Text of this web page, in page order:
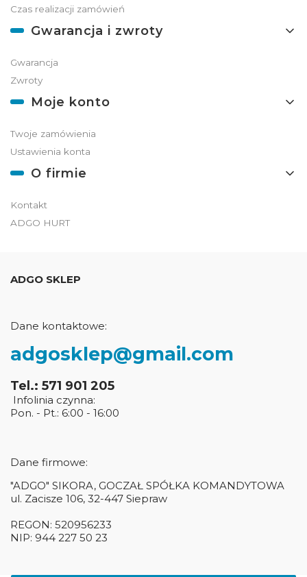
Czas realizacji zamówień
Gwarancja i zwroty
Gwarancja
Zwroty
Moje konto
Twoje zamówienia
Ustawienia konta
O firmie
Kontakt
ADGO HURT
ADGO SKLEP
Dane kontaktowe:
adgosklep@gmail.com
Tel.: 571 901 205
Infolinia czynna:
Pon. - Pt.: 6:00 - 16:00
Dane firmowe:
"ADGO" SIKORA, GOCZAŁ SPÓŁKA KOMANDYTOWA
ul. Zacisze 106, 32-447 Siepraw
REGON: 520956233
NIP: 944 227 50 23